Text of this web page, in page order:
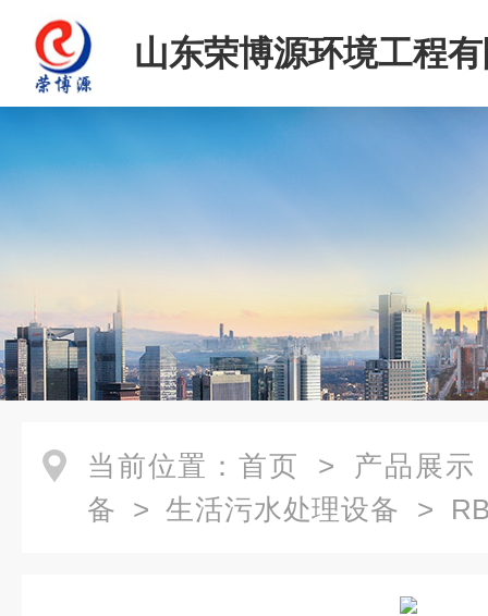
山东荣博源环境工程
当前位置： 首页 > 产品展示
备 > 生活污水处理设备 >